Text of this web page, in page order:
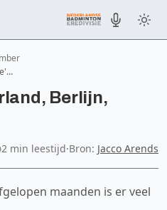
Berlijn,
2 min leestijd·Bron: Jacco Arends
maanden is er veel